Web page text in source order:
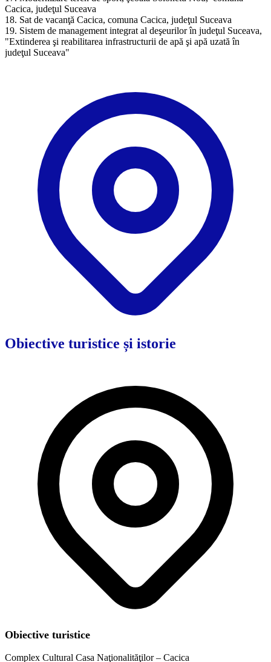
Cacica, judeţul Suceava
18. Sat de vacanţă Cacica, comuna Cacica, judeţul Suceava
19. Sistem de management integrat al deşeurilor în judeţul Suceava,
"Extinderea şi reabilitarea infrastructurii de apă şi apă uzată în
judeţul Suceava"
Obiective turistice și istorie
Obiective turistice
Complex Cultural Casa Naţionalităţilor – Cacica